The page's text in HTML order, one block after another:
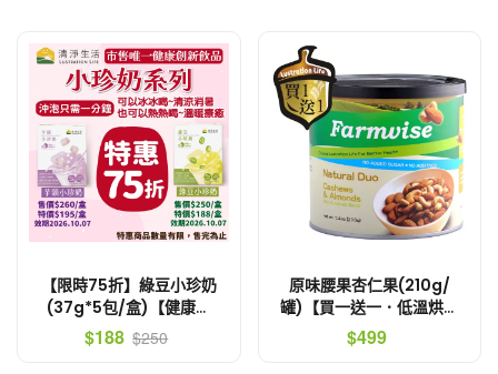
【限時75折】綠豆小珍奶
(37g*5包/盒)【健康創
新免煮免微波．100%純
天然小珍珠】
$188 $250
原味腰果杏仁果(210g/
罐)【買一送一．低溫烘焙
非油炸．不會口乾舌燥】
$499